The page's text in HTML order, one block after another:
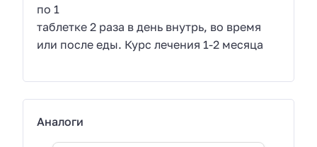
по 1
таблетке 2 раза в день внутрь, во время
или после еды. Курс лечения 1-2 месяца
Аналоги